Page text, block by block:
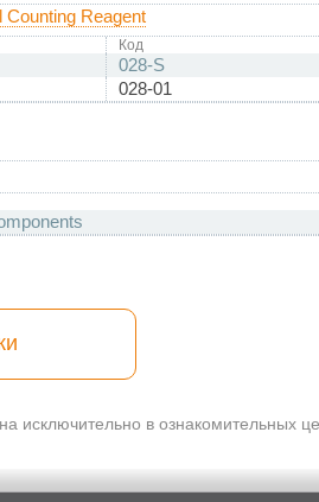
Reagent
Код
028-S
028-01
исключительно в ознакомительных